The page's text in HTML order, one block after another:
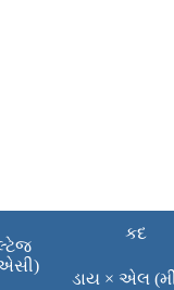
કદ
ડાય × એલ